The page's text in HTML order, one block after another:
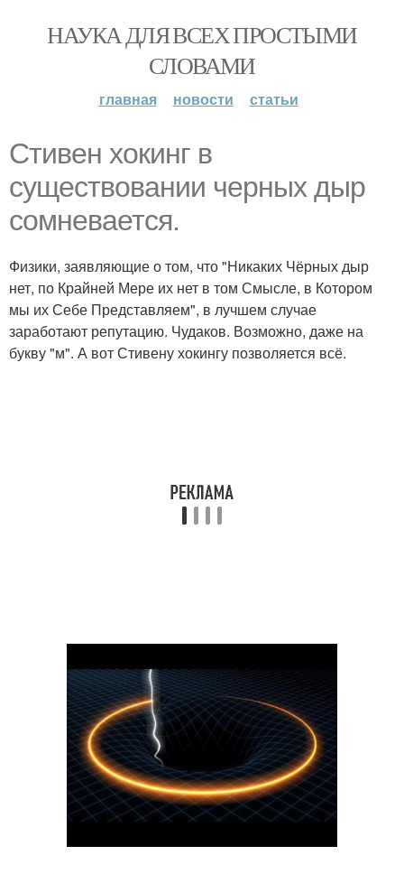
НАУКА ДЛЯ ВСЕХ ПРОСТЫМИ
СЛОВАМИ
главная новости статьи
Стивен хокинг в
существовании черных дыр
сомневается.
Физики, заявляющие о том, что "Никаких Чёрных дыр
нет, по Крайней Мере их нет в том Смысле, в Котором
мы их Себе Представляем", в лучшем случае
заработают репутацию. Чудаков. Возможно, даже на
букву "м". А вот Стивену хокингу позволяется всё.